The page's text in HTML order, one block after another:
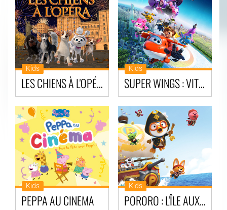
Kids
LES CHIENS À L'OPÉRA
Kids
SUPER WINGS : VITESSE MAXIMUM
Kids
PEPPA AU CINEMA
Kids
PORORO : L'ÎLE AUX TRÉSORS